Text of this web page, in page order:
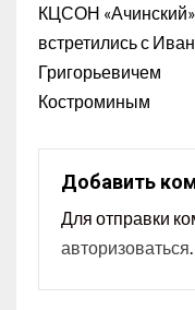
КЦСОН «Ачинский»
встретились с
Григорьевичем
Костроминым
Добавить
Для отправки
авторизоваться.